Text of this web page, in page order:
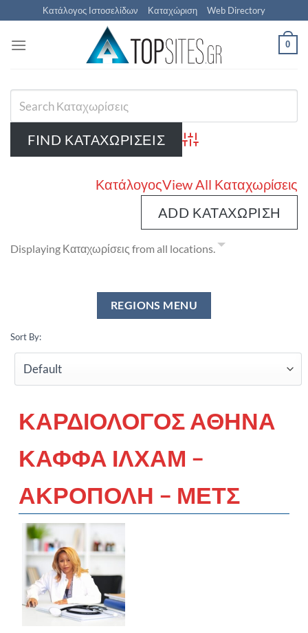
Μετάβαση
στο
περιεχόμενο
Κατάλογος Ιστοσελίδων Καταχώριση Web Directory
0
Advanced Search
ΚατάλογοςView All Καταχωρίσεις
ADD ΚΑΤΑΧΏΡΙΣΗ
Displaying Καταχωρίσεις from all locations.
Sort By:
ΚΑΡΔΙΟΛΟΓΟΣ ΑΘΗΝΑ
ΚΑΦΦΑ ΙΛΧΑΜ –
ΑΚΡΟΠΟΛΗ – ΜΕΤΣ